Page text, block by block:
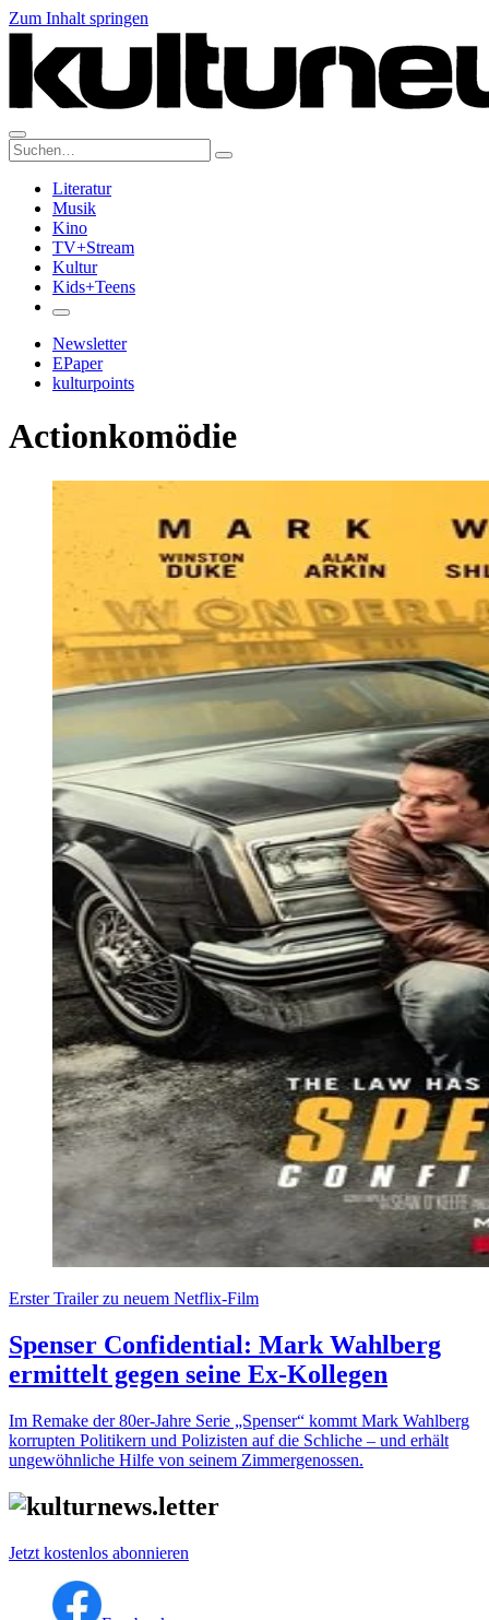
Zum Inhalt springen
Suche:
Literatur
Musik
Kino
TV+Stream
Kultur
Kids+Teens
Newsletter
EPaper
kulturpoints
Actionkomödie
Erster Trailer zu neuem Netflix-Film
Spenser Confidential: Mark Wahlberg
ermittelt gegen seine Ex-Kollegen
Im Remake der 80er-Jahre Serie „Spenser“ kommt Mark Wahlberg
korrupten Politikern und Polizisten auf die Schliche – und erhält
ungewöhnliche Hilfe von seinem Zimmergenossen.
Jetzt kostenlos abonnieren